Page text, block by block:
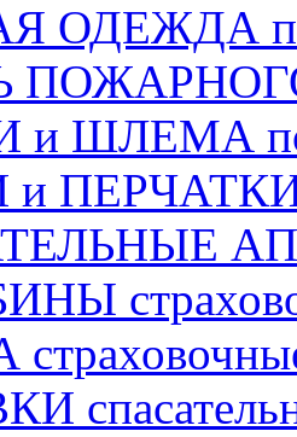
ОДЕЖДА
и ШЛЕМА
и ПЕРЧАТКИ